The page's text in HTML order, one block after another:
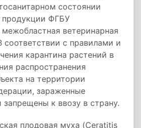
состоянии
продукции ФГБУ
ветеринарная
с правилами и
карантина растений в
распространения
на территории
зараженные
к ввозу в страну.
плодовая муха (Ceratitis